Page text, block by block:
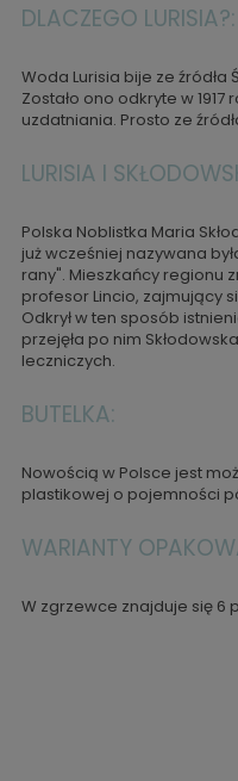
DLACZEGO LURISIA?:
Woda Lurisia bije ze źródła
Zostało ono odkryte w
uzdatniania. Prosto ze
LURISIA I
Polska Noblistka Maria
już wcześniej nazywana
rany". Mieszkańcy regionu
profesor Lincio, zajmujący
Odkrył w ten sposób
przejęła po nim
leczniczych.
BUTELKA:
Nowością w Polsce jest
plastikowej o pojemności
WARIANTY
W zgrzewce znajduje się 6